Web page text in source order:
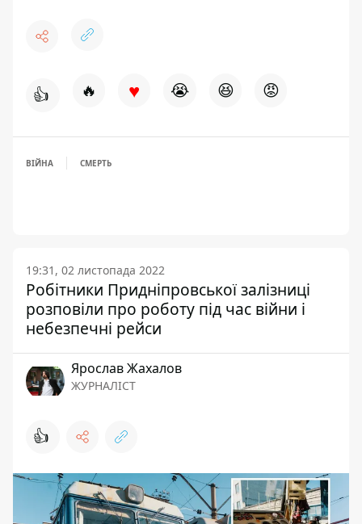
👍 🔥 ♥ 😭 😆 😡
ВІЙНА СМЕРТЬ
19:31, 02 листопада 2022
Робітники Придніпровської залізниці
розповіли про роботу під час війни і
небезпечні рейси
Ярослав Жахалов
ЖУРНАЛІСТ
👍